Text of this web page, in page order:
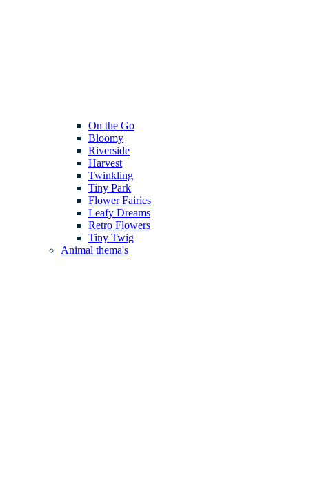
On the Go
Bloomy
Riverside
Harvest
Twinkling
Tiny Park
Flower Fairies
Leafy Dreams
Retro Flowers
Tiny Twig
Animal thema's